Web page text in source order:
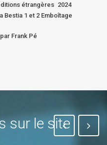
étrangères 2024
Bestia 1 et 2 Emboîtage
Frank Pé
sur le site